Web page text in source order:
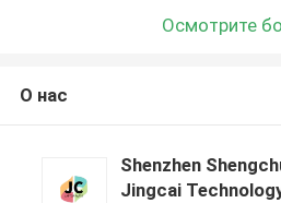
Осмотрите
О нас
Shenzhen
Jingcai